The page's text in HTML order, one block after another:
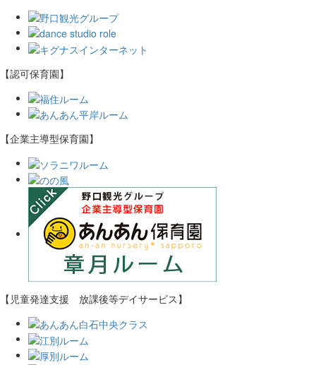
【認可保育園】
【企業主導型保育園】
【児童発達支援 放課後等デイサービス】